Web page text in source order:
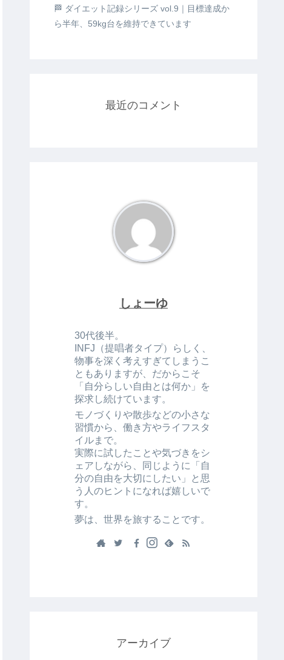
🏁 ダイエット記録シリーズ vol.9｜目標達成か
ら半年、59kg台を維持できています
最近のコメント
しょーゆ
30代後半。
INFJ（提唱者タイプ）らしく、
物事を深く考えすぎてしまうこ
ともありますが、だからこそ
「自分らしい自由とは何か」を
探求し続けています。
モノづくりや散歩などの小さな
習慣から、働き方やライフスタ
イルまで。
実際に試したことや気づきをシ
ェアしながら、同じように「自
分の自由を大切にしたい」と思
う人のヒントになれば嬉しいで
す。
夢は、世界を旅することです。
アーカイブ